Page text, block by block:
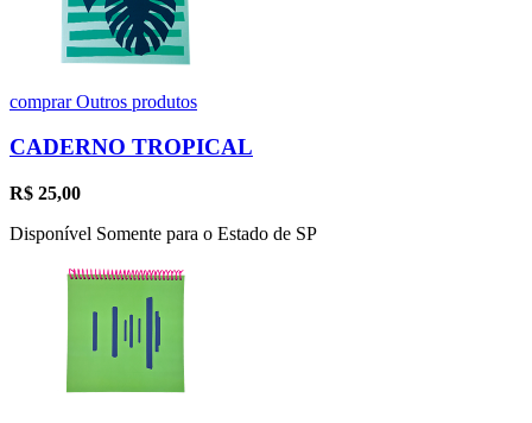
comprarOutros produtos
CADERNO TROPICAL
R$ 25,00
Disponível Somente para o Estado de SP